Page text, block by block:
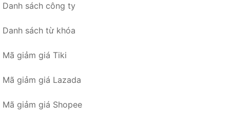
Danh sách công ty
Danh sách từ khóa
Mã giảm giá Tiki
Mã giảm giá Lazada
Mã giảm giá Shopee